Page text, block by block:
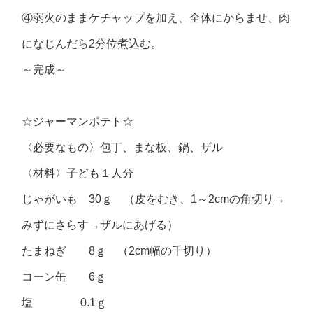
④弱火のままケチャップを加え、全体にからませ、肉
になじんだら2分位煮込む。
～完成～
☆ジャーマンポテト☆
〈必要なもの〉包丁、まな板、鍋、ザル
〈材料〉子ども１人分
じゃがいも 30ｇ （皮をむき、1～2cmの角切り→
みずにさらす→ザルにあげる）
たまねぎ 8ｇ （2cm幅の千切り）
コーン缶 6ｇ
塩 0.1ｇ